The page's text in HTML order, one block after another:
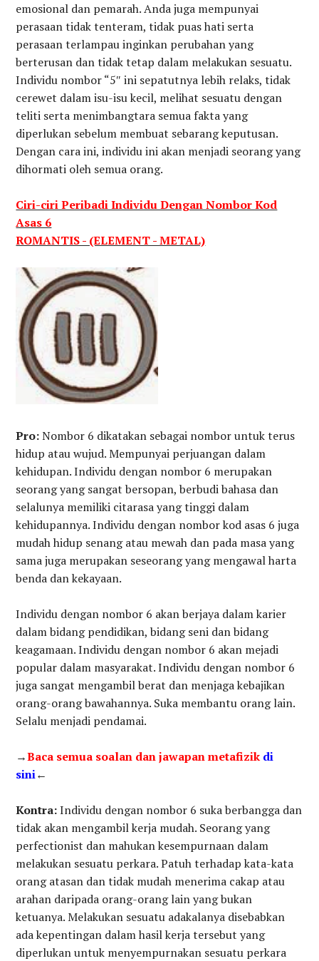
emosional dan pemarah. Anda juga mempunyai
perasaan tidak tenteram, tidak puas hati serta
perasaan terlampau inginkan perubahan yang
berterusan dan tidak tetap dalam melakukan sesuatu.
Individu nombor “5″ ini sepatutnya lebih relaks, tidak
cerewet dalam isu-isu kecil, melihat sesuatu dengan
teliti serta menimbangtara semua fakta yang
diperlukan sebelum membuat sebarang keputusan.
Dengan cara ini, individu ini akan menjadi seorang yang
dihormati oleh semua orang.
Ciri-ciri Peribadi Individu Dengan Nombor Kod
Asas 6
ROMANTIS - (ELEMENT - METAL)
Pro:Nombor 6 dikatakan sebagai nombor untuk terus
hidup atau wujud. Mempunyai perjuangan dalam
kehidupan. Individu dengan nombor 6 merupakan
seorang yang sangat bersopan, berbudi bahasa dan
selalunya memiliki citarasa yang tinggi dalam
kehidupannya. Individu dengan nombor kod asas 6 juga
mudah hidup senang atau mewah dan pada masa yang
sama juga merupakan seseorang yang mengawal harta
benda dan kekayaan.
Individu dengan nombor 6 akan berjaya dalam karier
dalam bidang pendidikan, bidang seni dan bidang
keagamaan. Individu dengan nombor 6 akan mejadi
popular dalam masyarakat. Individu dengan nombor 6
juga sangat mengambil berat dan menjaga kebajikan
orang-orang bawahannya. Suka membantu orang lain.
Selalu menjadi pendamai.
→Baca semua soalan dan jawapan metafizik di
sini←
Kontra:Individu dengan nombor 6 suka berbangga dan
tidak akan mengambil kerja mudah. Seorang yang
perfectionist dan mahukan kesempurnaan dalam
melakukan sesuatu perkara. Patuh terhadap kata-kata
orang atasan dan tidak mudah menerima cakap atau
arahan daripada orang-orang lain yang bukan
ketuanya. Melakukan sesuatu adakalanya disebabkan
ada kepentingan dalam hasil kerja tersebut yang
diperlukan untuk menyempurnakan sesuatu perkara